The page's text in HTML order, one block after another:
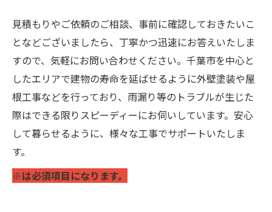
見積もりやご依頼のご相談、事前に確認しておきたいこ
となどございましたら、丁寧かつ迅速にお答えいたしま
すので、気軽にお問い合わせください。千葉市を中心と
したエリアで建物の寿命を延ばせるように外壁塗装や屋
根工事などを行っており、雨漏り等のトラブルが生じた
際はできる限りスピーディーにお伺いしています。安心
して暮らせるように、様々な工事でサポートいたしま
す。
※は必須項目になります。